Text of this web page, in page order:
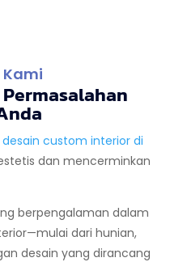
desain custom interior di
dan mencerminkan
berpengalaman dalam
dari hunian,
desain yang dirancang